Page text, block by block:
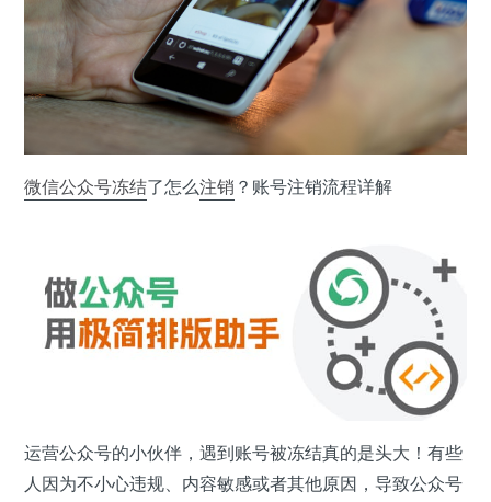
微信公众号冻结了怎么注销 ？账号注销流程详解
运营公众号的小伙伴，遇到账号被冻结真的是头大！有些
人因为不小心违规、内容敏感或者其他原因，导致公众号